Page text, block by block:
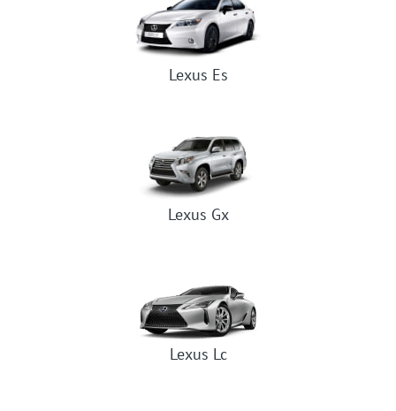
Lexus Es
Lexus Gx
Lexus Lc